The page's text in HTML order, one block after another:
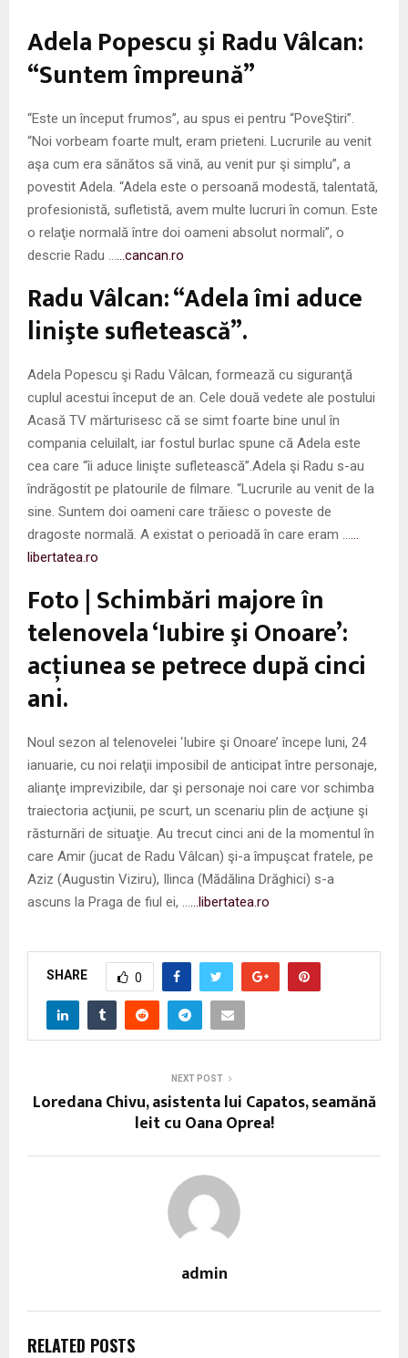
EAdela Popescu şi Radu Vâlcan:
“Suntem împreună”
“Este un început frumos”, au spus ei pentru “PoveŞtiri”.
“Noi vorbeam foarte mult, eram prieteni. Lucrurile au venit
aşa cum era sănătos să vină, au venit pur şi simplu”, a
povestit Adela. “Adela este o persoană modestă, talentată,
profesionistă, sufletistă, avem multe lucruri în comun. Este
o relaţie normală între doi oameni absolut normali”, o
descrie Radu …
…cancan.ro
Radu Vâlcan: “Adela îmi aduce
linişte sufletească”.
Adela Popescu şi Radu Vâlcan, formează cu siguranţă
cuplul acestui început de an. Cele două vedete ale postului
Acasă TV mărturisesc că se simt foarte bine unul în
compania celuilalt, iar fostul burlac spune că Adela este
cea care “îi aduce linişte sufletească”.Adela şi Radu s-au
îndrăgostit pe platourile de filmare. “Lucrurile au venit de la
sine. Suntem doi oameni care trăiesc o poveste de
dragoste normală. A existat o perioadă în care eram …
libertatea.ro
Foto | Schimbări majore în
telenovela ‘Iubire şi Onoare’:
acţiunea se petrece după cinci
ani.
Noul sezon al telenovelei ‘Iubire şi Onoare’ începe luni, 24
ianuarie, cu noi relaţii imposibil de anticipat între personaje,
alianţe imprevizibile, dar şi personaje noi care vor schimba
traiectoria acţiunii, pe scurt, un scenariu plin de acţiune şi
răsturnări de situaţie. Au trecut cinci ani de la momentul în
care Amir (jucat de Radu Vâlcan) şi-a împuşcat fratele, pe
Aziz (Augustin Viziru), Ilinca (Mădălina Drăghici) s-a
ascuns la Praga de fiul ei, …
…libertatea.ro
SHARE 0
NEXT POST
Loredana Chivu, asistenta lui Capatos, seamănă
leit cu Oana Oprea!
admin
RELATED POSTS